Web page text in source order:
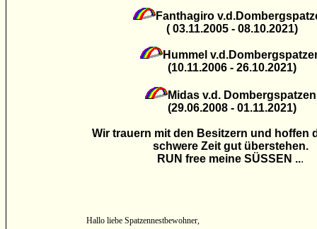
Fanthagiro
( 03.11.2005 - 08.10.2021)
Hummel
(10.11.2006 - 26.10.2021)
Midas v.d. Dombergspatzen
(29.06.2008 - 01.11.2021)
Wir trauern mit den Besitzern und hoffen
schwere Zeit gut überstehen.
RUN free meine SÜSSEN ...
Hallo liebe Spatzennestbewohner,